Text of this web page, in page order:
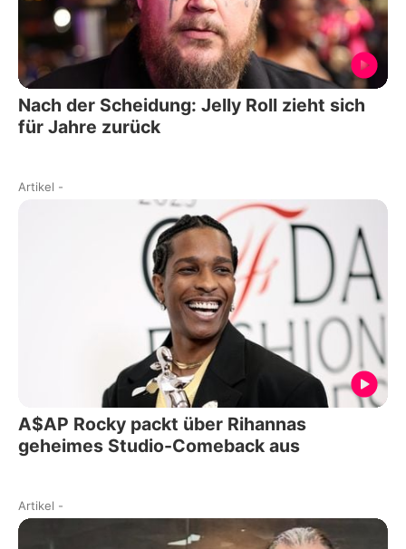
Nach der Scheidung: Jelly Roll zieht sich
für Jahre zurück
Artikel -
A$AP Rocky packt über Rihannas
geheimes Studio-Comeback aus
Artikel -